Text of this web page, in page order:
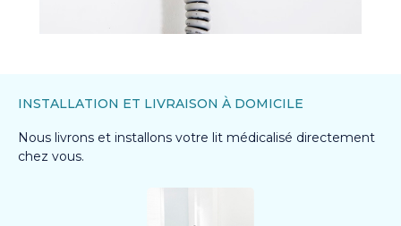
INSTALLATION ET LIVRAISON À DOMICILE
Nous livrons et installons votre lit médicalisé directement
chez vous.